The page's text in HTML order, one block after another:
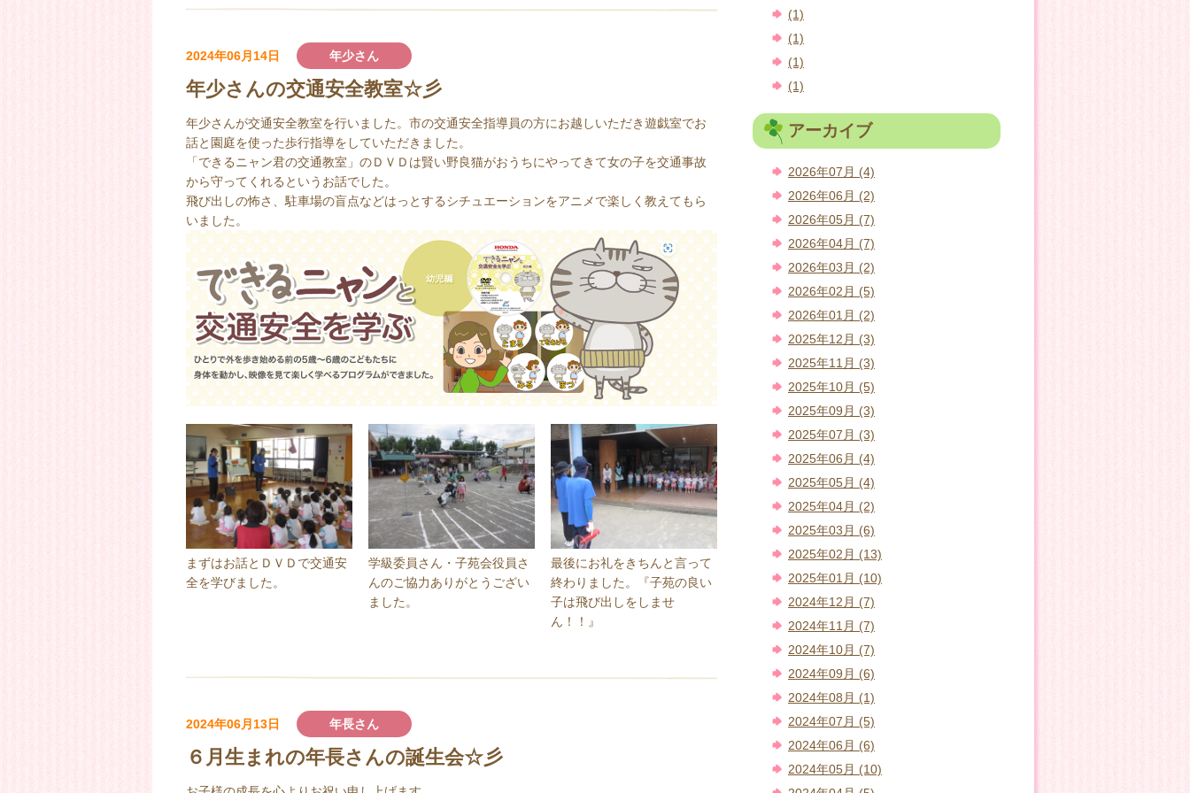
2024年06月14日 年少さん
年少さんの交通安全教室☆彡
年少さんが交通安全教室を行いました。市の交通安全指導員の方にお越しいただき遊戯室でお
話と園庭を使った歩行指導をしていただきました。
「できるニャン君の交通教室」のＤＶＤは賢い野良猫がおうちにやってきて女の子を交通事故
から守ってくれるというお話でした。
飛び出しの怖さ、駐車場の盲点などはっとするシチュエーションをアニメで楽しく教えてもら
いました。
まずはお話とＤＶＤで交通安
全を学びました。
学級委員さん・子苑会役員さ
んのご協力ありがとうござい
ました。
最後にお礼をきちんと言って
終わりました。『子苑の良い
子は飛び出しをしませ
ん！！』
2024年06月13日 年長さん
６月生まれの年長さんの誕生会☆彡
(1)
(1)
(1)
(1)
アーカイブ
2026年07月 (4)
2026年06月 (2)
2026年05月 (7)
2026年04月 (7)
2026年03月 (2)
2026年02月 (5)
2026年01月 (2)
2025年12月 (3)
2025年11月 (3)
2025年10月 (5)
2025年09月 (3)
2025年07月 (3)
2025年06月 (4)
2025年05月 (4)
2025年04月 (2)
2025年03月 (6)
2025年02月 (13)
2025年01月 (10)
2024年12月 (7)
2024年11月 (7)
2024年10月 (7)
2024年09月 (6)
2024年08月 (1)
2024年07月 (5)
2024年06月 (6)
2024年05月 (10)